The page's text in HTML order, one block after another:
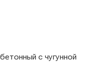
с чугунной